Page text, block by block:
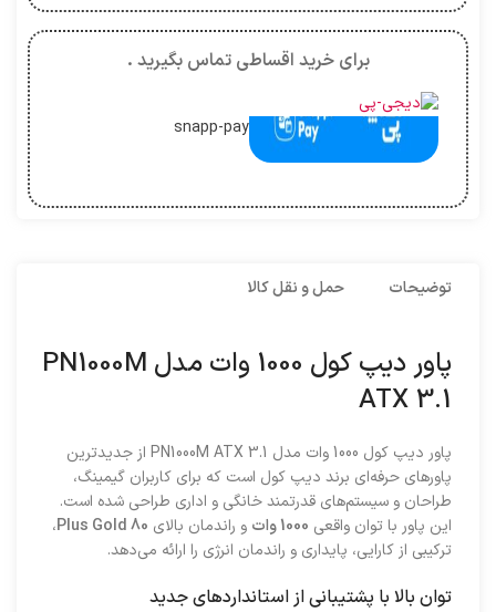
برای خرید اقساطی تماس بگیرید .
snapp-pay
توضیحات حمل و نقل کالا
پاور دیپ کول 1000 وات مدل PN1000M
ATX 3.1
پاور دیپ کول 1000 وات مدل PN1000M ATX 3.1 از جدیدترین
پاورهای حرفه‌ای برند دیپ کول است که برای کاربران گیمینگ،
طراحان و سیستم‌های قدرتمند خانگی و اداری طراحی شده است.
این پاور با توان واقعی 1000 وات و راندمان بالای 80 Plus Gold
،
ترکیبی از کارایی، پایداری و راندمان انرژی را ارائه می‌دهد.
توان بالا با پشتیبانی از استانداردهای جدید